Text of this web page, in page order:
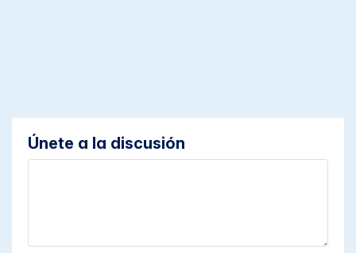
Únete a la discusión